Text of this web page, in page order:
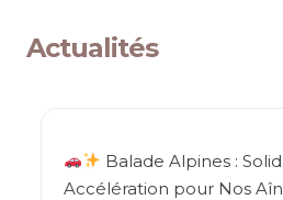
Actualités
Balade Alpines :
Accélération pour Nos